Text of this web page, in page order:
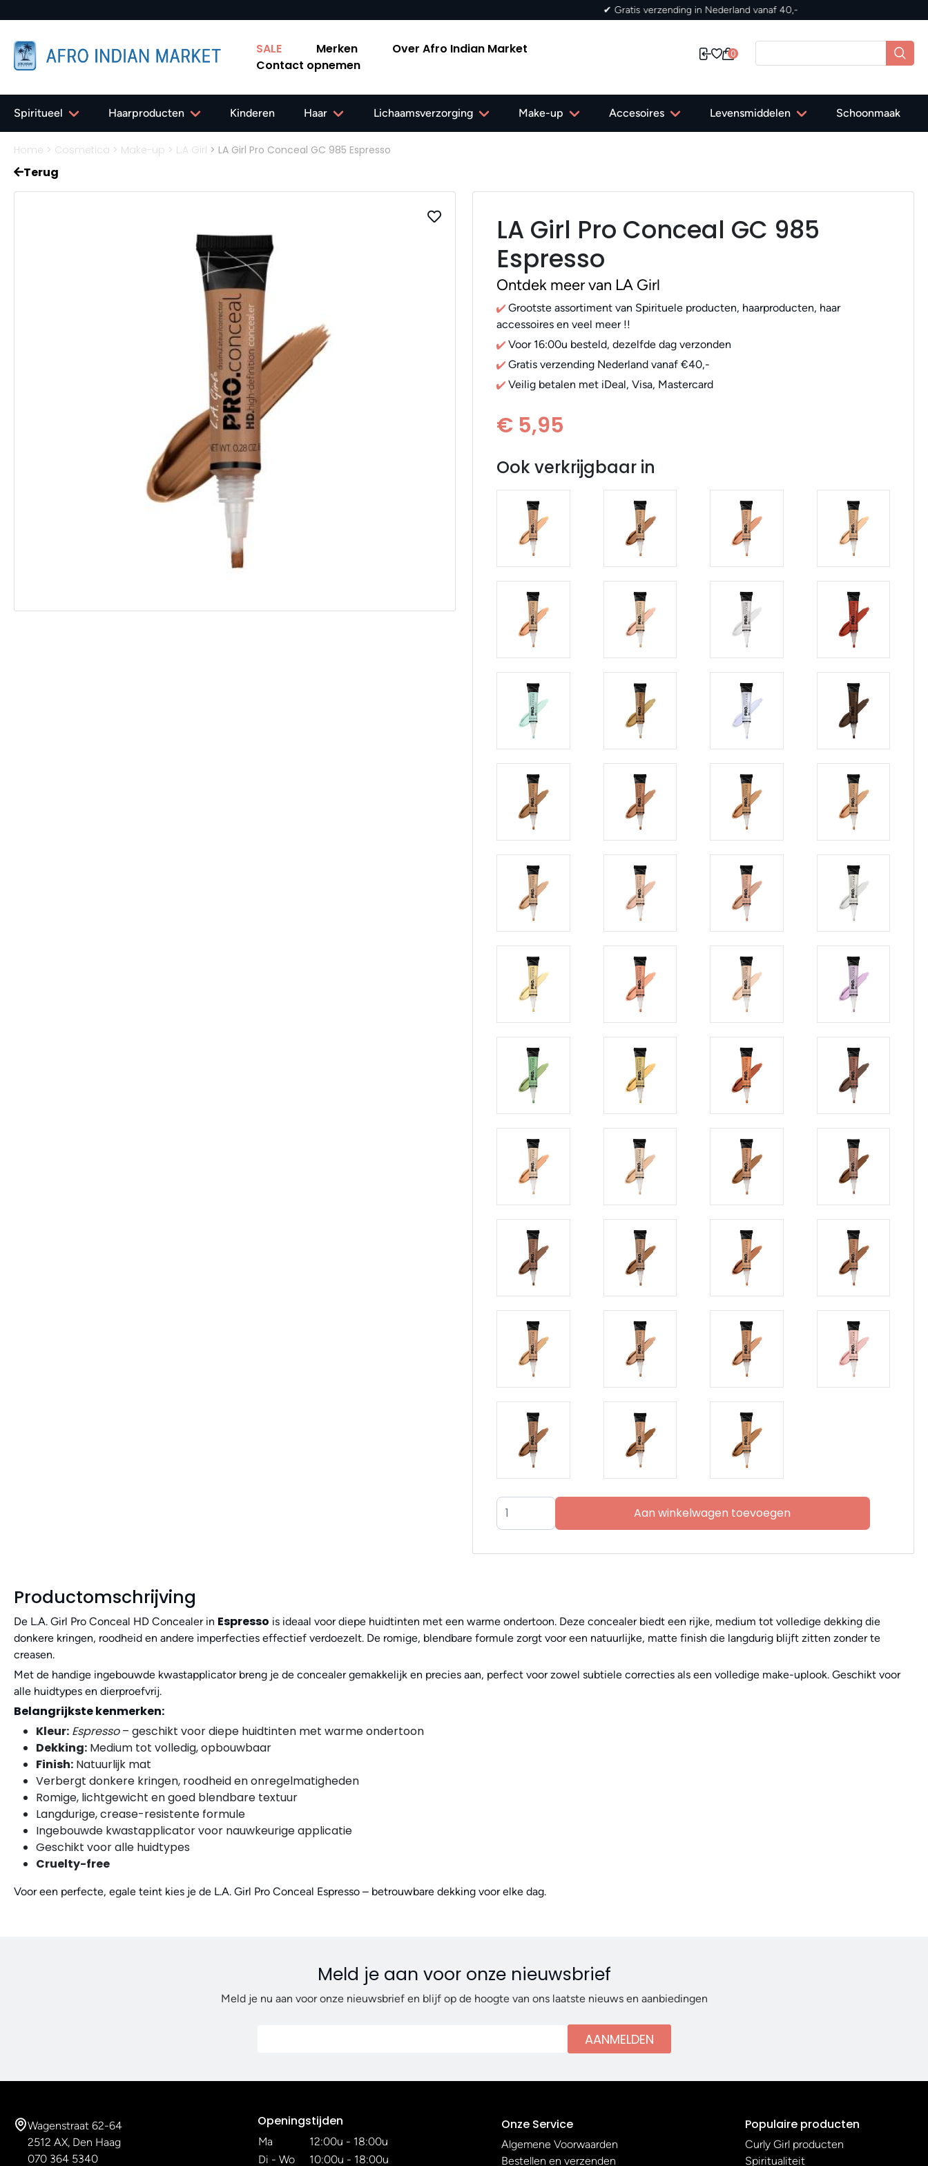
SALE Merken
Over Afro Indian Market
Contact opnemen
0
Spiritueel Haarproducten Kinderen Haar Lichaamsverzorging Make-up Accesoires Levensmiddelen Schoonmaak
Home > Cosmetica > Make-up > L.A Girl > LA Girl Pro Conceal GC 985 Espresso
Terug
LA Girl Pro Conceal GC 985
Espresso
Ontdek meer van LA Girl
Grootste assortiment van Spirituele producten, haarproducten, haar
accessoires en veel meer !!
Voor 16:00u besteld, dezelfde dag verzonden
Gratis verzending Nederland vanaf €40,-
Veilig betalen met iDeal, Visa, Mastercard
€ 5,95
Ook verkrijgbaar in
Aan winkelwagen toevoegen
Productomschrijving
De L.A. Girl Pro Conceal HD Concealer in Espresso is ideaal voor diepe huidtinten met een warme ondertoon. Deze concealer biedt een rijke, medium tot volledige dekking die
donkere kringen, roodheid en andere imperfecties effectief verdoezelt. De romige, blendbare formule zorgt voor een natuurlijke, matte finish die langdurig blijft zitten zonder te
creasen.
Met de handige ingebouwde kwastapplicator breng je de concealer gemakkelijk en precies aan, perfect voor zowel subtiele correcties als een volledige make-uplook. Geschikt voor
alle huidtypes en dierproefvrij.
Belangrijkste kenmerken:
Kleur: Espresso– geschikt voor diepe huidtinten met warme ondertoon
Dekking: Medium tot volledig, opbouwbaar
Finish: Natuurlijk mat
Verbergt donkere kringen, roodheid en onregelmatigheden
Romige, lichtgewicht en goed blendbare textuur
Langdurige, crease-resistente formule
Ingebouwde kwastapplicator voor nauwkeurige applicatie
Geschikt voor alle huidtypes
Cruelty-free
Voor een perfecte, egale teint kies je de L.A. Girl Pro Conceal Espresso – betrouwbare dekking voor elke dag.
Meld je aan voor onze nieuwsbrief
Meld je nu aan voor onze nieuwsbrief en blijf op de hoogte van ons laatste nieuws en aanbiedingen
AANMELDEN
Wagenstraat 62-64
2512 AX, Den Haag
070 364 5340
Openingstijden
Ma
12:00u - 18:00u
Di - Wo
10:00u - 18:00u
Onze Service
Algemene Voorwaarden
Bestellen en verzenden
Populaire producten
Curly Girl producten
Spiritualiteit